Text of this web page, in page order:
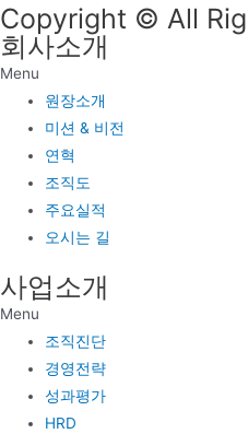
Copyright © All
회사소개
Menu
원장소개
미션 & 비전
연혁
조직도
주요실적
오시는 길
사업소개
Menu
조직진단
경영전략
성과평가
HRD